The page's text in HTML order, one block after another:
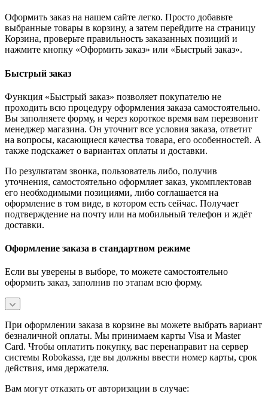
Оформить заказ на нашем сайте легко. Просто добавьте
выбранные товары в корзину, а затем перейдите на страницу
Корзина, проверьте правильность заказанных позиций и
нажмите кнопку «Оформить заказ» или «Быстрый заказ».
Быстрый заказ
Функция «Быстрый заказ» позволяет покупателю не
проходить всю процедуру оформления заказа самостоятельно.
Вы заполняете форму, и через короткое время вам перезвонит
менеджер магазина. Он уточнит все условия заказа, ответит
на вопросы, касающиеся качества товара, его особенностей. А
также подскажет о вариантах оплаты и доставки.
По результатам звонка, пользователь либо, получив
уточнения, самостоятельно оформляет заказ, укомплектовав
его необходимыми позициями, либо соглашается на
оформление в том виде, в котором есть сейчас. Получает
подтверждение на почту или на мобильный телефон и ждёт
доставки.
Оформление заказа в стандартном режиме
Если вы уверены в выборе, то можете самостоятельно
оформить заказ, заполнив по этапам всю форму.
При оформлении заказа в корзине вы можете выбрать вариант
безналичной оплаты. Мы принимаем карты Visa и Master
Card. Чтобы оплатить покупку, вас перенаправит на сервер
системы Robokassa, где вы должны ввести номер карты, срок
действия, имя держателя.
Вам могут отказать от авторизации в случае: